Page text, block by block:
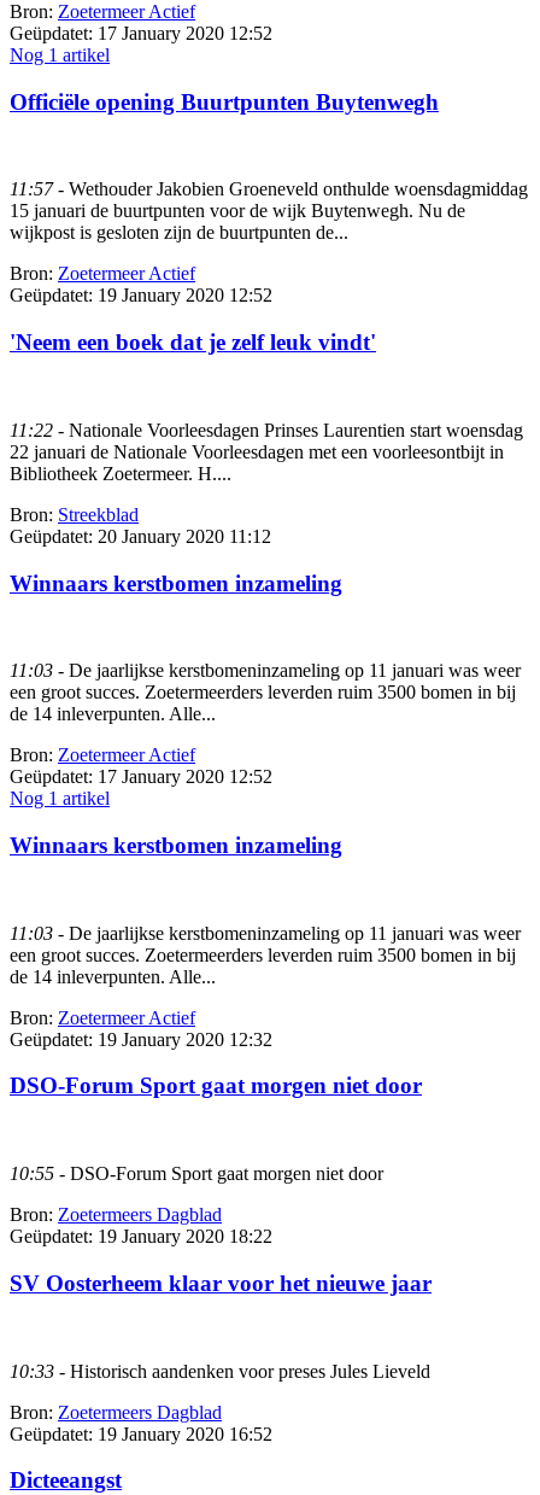
Bron: Zoetermeer Actief
Geüpdatet: 17 January 2020 12:52
Nog 1 artikel
Officiële opening Buurtpunten Buytenwegh
11:57- Wethouder Jakobien Groeneveld onthulde woensdagmiddag
15 januari de buurtpunten voor de wijk Buytenwegh. Nu de
wijkpost is gesloten zijn de buurtpunten de...
Bron: Zoetermeer Actief
Geüpdatet: 19 January 2020 12:52
'Neem een boek dat je zelf leuk vindt'
11:22 - Nationale Voorleesdagen Prinses Laurentien start woensdag
22 januari de Nationale Voorleesdagen met een voorleesontbijt in
Bibliotheek Zoetermeer. H....
Bron: Streekblad
Geüpdatet: 20 January 2020 11:12
Winnaars kerstbomen inzameling
11:03 - De jaarlijkse kerstbomeninzameling op 11 januari was weer
een groot succes. Zoetermeerders leverden ruim 3500 bomen in bij
de 14 inleverpunten. Alle...
Bron: Zoetermeer Actief
Geüpdatet: 17 January 2020 12:52
Nog 1 artikel
Winnaars kerstbomen inzameling
11:03 - De jaarlijkse kerstbomeninzameling op 11 januari was weer
een groot succes. Zoetermeerders leverden ruim 3500 bomen in bij
de 14 inleverpunten. Alle...
Bron: Zoetermeer Actief
Geüpdatet: 19 January 2020 12:32
DSO-Forum Sport gaat morgen niet door
10:55 - DSO-Forum Sport gaat morgen niet door
Bron: Zoetermeers Dagblad
Geüpdatet: 19 January 2020 18:22
SV Oosterheem klaar voor het nieuwe jaar
10:33 - Historisch aandenken voor preses Jules Lieveld
Bron: Zoetermeers Dagblad
Geüpdatet: 19 January 2020 16:52
Dicteeangst